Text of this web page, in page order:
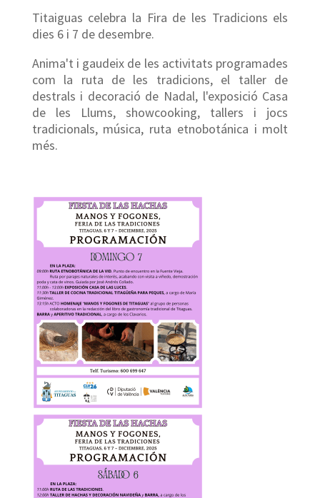
Titaiguas celebra la Fira de les Tradicions els
dies 6 i 7 de desembre.
Anima't i gaudeix de les activitats programades
com la ruta de les tradicions, el taller de
destrals i decoració de Nadal, l'exposició Casa
de les Llums, showcooking, tallers i jocs
tradicionals, música, ruta etnobotánica i molt
més.